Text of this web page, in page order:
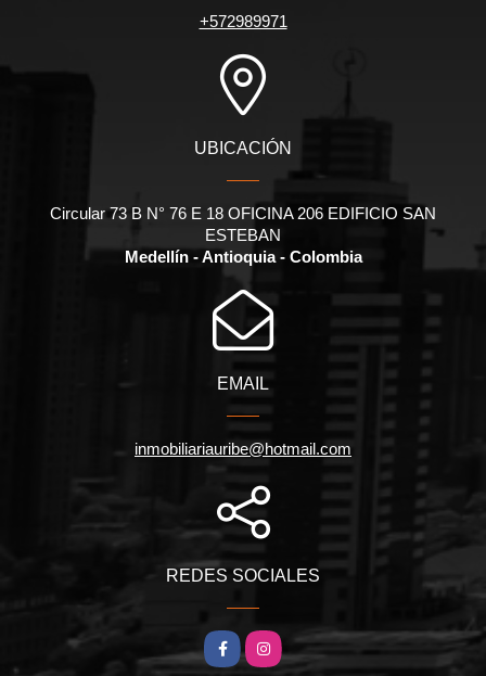
+572989971
UBICACIÓN
Circular 73 B N° 76 E 18 OFICINA 206 EDIFICIO SAN
ESTEBAN
Medellín - Antioquia - Colombia
EMAIL
inmobiliariauribe@hotmail.com
REDES SOCIALES
FacebookInstagram